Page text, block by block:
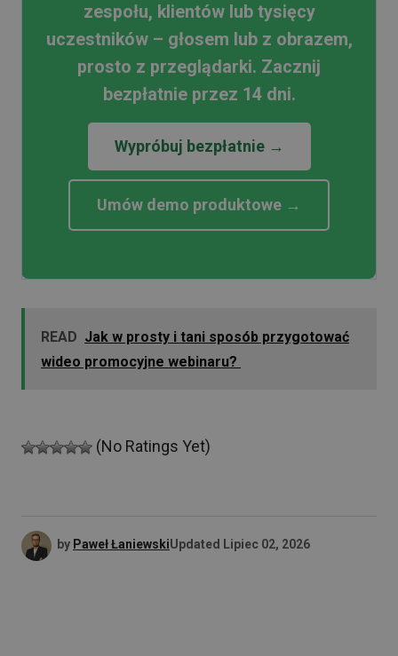
zespołu, klientów lub tysięcy
uczestników – głosem lub z obrazem,
prosto z przeglądarki. Zacznij
bezpłatnie przez 14 dni.
Wypróbuj bezpłatnie →
Umów demo produktowe →
READ Jak w prosty i tani sposób przygotować
wideo promocyjne webinaru?
(No Ratings Yet)
by Paweł ŁaniewskiUpdated Lipiec 02, 2026